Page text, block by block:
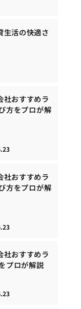
生活の快適さ
社おすすめラ
方をプロが解
社おすすめラ
方をプロが解
社おすすめラ
プロが解説